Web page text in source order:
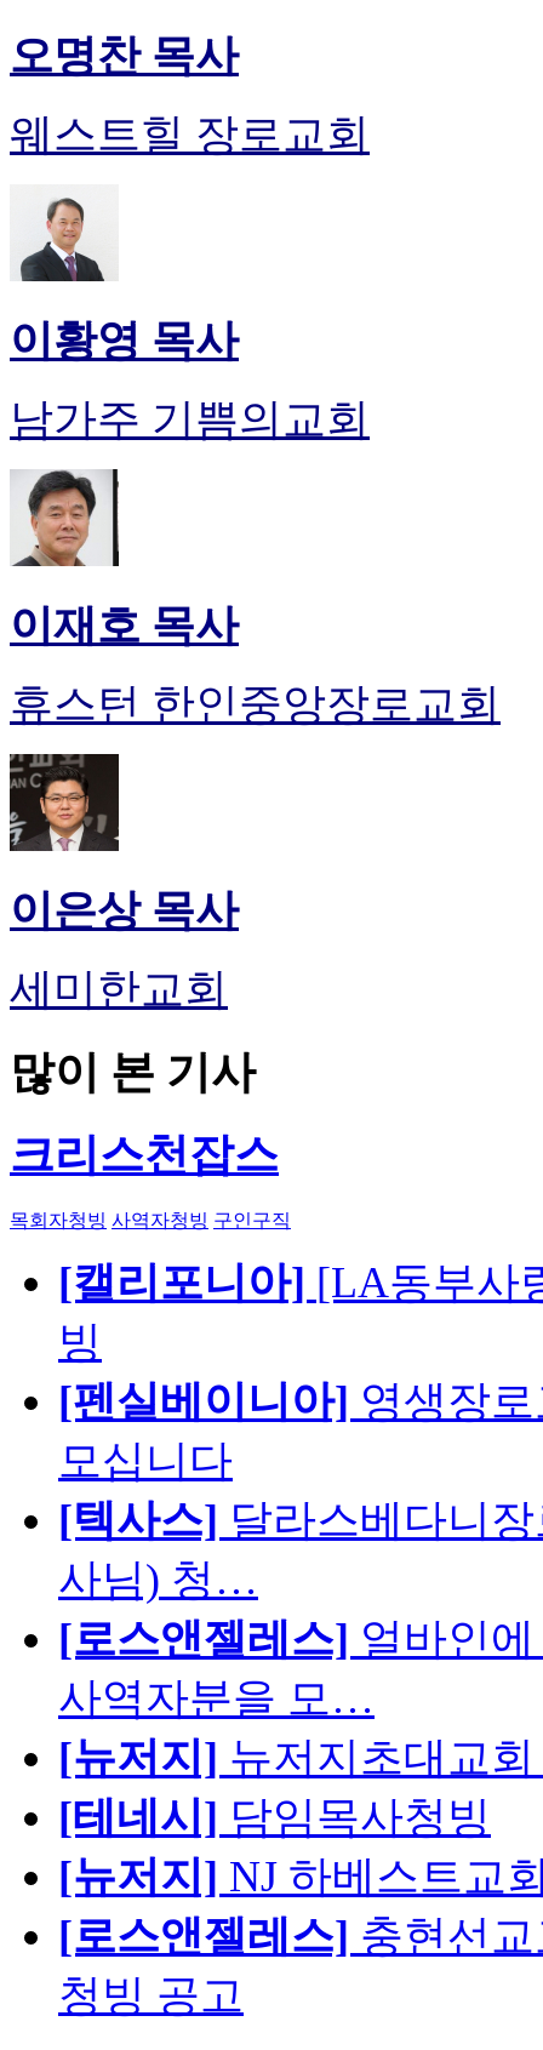
오명찬 목사
웨스트힐 장로교회
이황영 목사
남가주 기쁨의교회
이재호 목사
휴스턴 한인중앙장로교회
이은상 목사
세미한교회
많이 본 기사
크리스천잡스
목회자청빙 사역자청빙 구인구직
[캘리포니아] [LA동부사
빙
[펜실베이니아] 영생장
모십니다
[텍사스] 달라스베다니
사님) 청…
[로스앤젤레스] 얼바인
사역자분을 모…
[뉴저지] 뉴저지초대교
[테네시] 담임목사청빙
[뉴저지] NJ 하베스트교
[로스앤젤레스] 충현선
청빙 공고